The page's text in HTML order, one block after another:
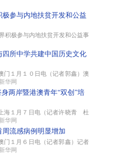
极参与内地扶贫开发和公益
极参与内地扶贫开发和公益事
四所中学共建中国历史文化
１月１０日电（记者郭鑫）澳
新华网
身两岸暨港澳青年“双创”培
１月７日电（记者许晓青 杜
新华网
周流感病例明显增加
１月６日电（记者郭鑫）记者
新华网